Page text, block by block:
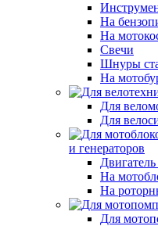
На
На
Свечи
Шнуры
На
Для
Для
и генераторов
На
На
Для